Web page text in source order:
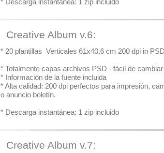
* Descarga instantánea: 1 zip incluido
  Creative Album v.6:
* 20 plantillas  Verticales 61x40,6 cm 200 dpi in
* Totalmente capas archivos PSD - fácil de
* Información de la fuente incluida
* Alta calidad: 200 dpi perfectos para impresión,
o anuncio boletín.
* Descarga instantánea: 1 zip incluido
  Creative Album v.7: